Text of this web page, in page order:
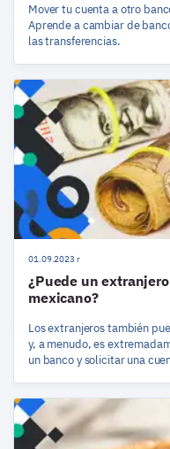
Mover tu cuenta a otro
Aprende a cambiar de
las transferencias.
01.09.2023 r
¿Puede un
mexicano?
Los extranjeros también
y, a menudo, es
un banco y solicitar una